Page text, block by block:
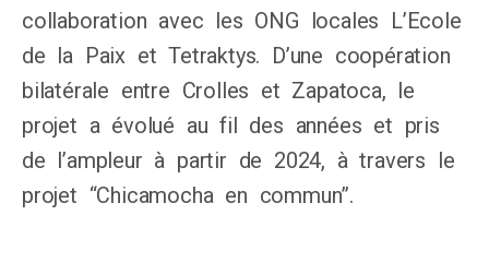
collaboration avec les ONG locales L’Ecole
de la Paix et Tetraktys. D’une coopération
bilatérale entre Crolles et Zapatoca, le
projet a évolué au fil des années et pris
de l’ampleur à partir de 2024, à travers le
projet “Chicamocha en commun”.